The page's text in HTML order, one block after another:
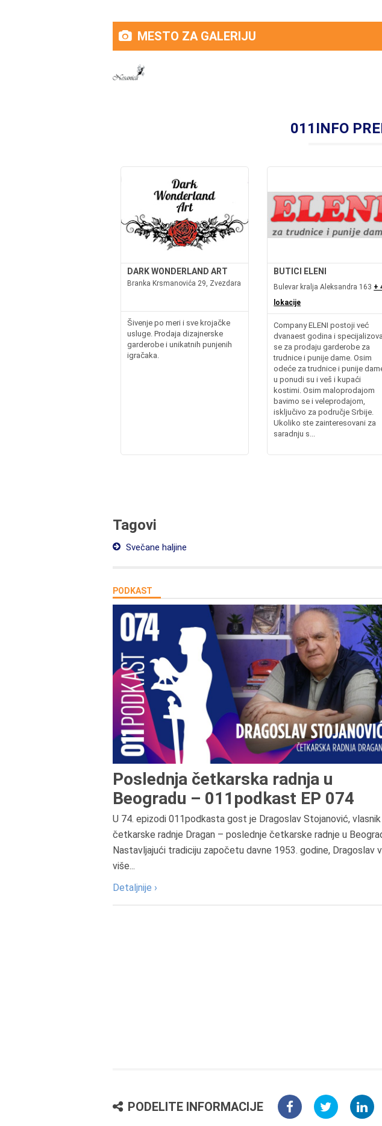
MESTO ZA GALERIJU
011INFO
DARK WONDERLAND ART
Branka Krsmanovića 29, Zvezdara
Šivenje po meri i sve krojačke
usluge. Prodaja dizajnerske
garderobe i unikatnih punjenih
igračaka.
BUTICI ELENI
Bulevar kralja Aleksandra 163 +
lokacije
Company ELENI postoji već
dvanaest godina i
se za prodaju garderobe za
trudnice i punije dame. Osim
odeće za trudnice i punije
u ponudi su i veš i kupaći
kostimi. Osim maloprodajom
bavimo se i veleprodajom,
isključivo za područje Srbije.
Ukoliko ste zainteresovani za
saradnju s...
Tagovi
Svečane haljine
PODKAST
Poslednja četkarska radnja u
Beogradu – 011podkast EP 074
U 74. epizodi 011podkasta gost je Dragoslav Stojanović, vlasnik
četkarske radnje Dragan – poslednje četkarske radnje u
Nastavljajući tradiciju započetu davne 1953. godine, Dragoslav
više...
Detaljnije ›
PODELITE INFORMACIJE